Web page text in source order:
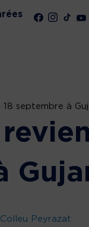
septembre à
Peyrazat